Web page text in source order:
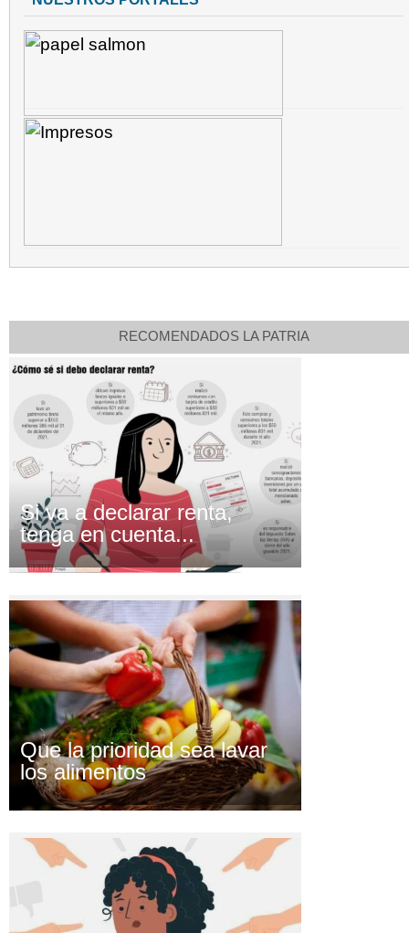
RECOMENDADOS LA PATRIA
Si va a declarar renta,
tenga en cuenta...
Que la prioridad sea lavar
los alimentos